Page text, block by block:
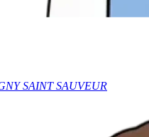
SAINT SAUVEUR